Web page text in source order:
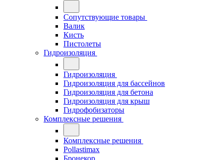
Сопутствующие товары
Валик
Кисть
Пистолеты
Гидроизоляция
Гидроизоляция
Гидроизоляция для бассейнов
Гидроизоляция для бетона
Гидроизоляция для крыш
Гидрофобизаторы
Комплексные решения
Комплексные решения
Pollastimax
Бронекор